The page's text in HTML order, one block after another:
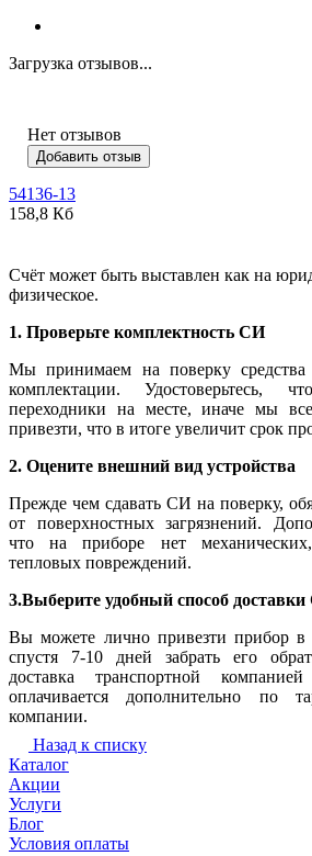
Загрузка отзывов...
Нет отзывов
Добавить отзыв
54136-13
158,8 Кб
Счёт может быть выставлен как на
физическое.
1. Проверьте комплектность СИ
Мы принимаем на поверку
комплектации.
переходники на месте, иначе мы
привезти, что в итоге увеличит срок
2. Оцените внешний вид устройства
Прежде чем сдавать СИ на поверку,
от поверхностных загрязнений.
что на приборе нет
тепловых повреждений.
3.Выберите удобный способ
Вы можете лично привезти прибор
спустя 7-10 дней забрать его
доставка транспортной
оплачивается дополнительно по
компании.
Назад к списку
Каталог
Акции
Услуги
Блог
Условия оплаты